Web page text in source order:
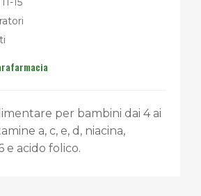
per bambini dai 4 ai
a, c, e, d, niacina,
e acido folico.